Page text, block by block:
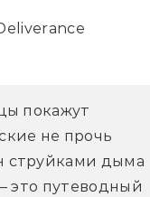
покажут
не прочь
струйками дыма
это путеводный